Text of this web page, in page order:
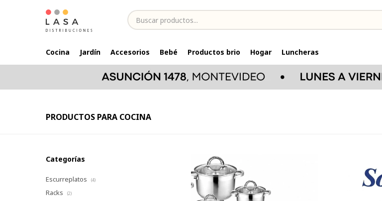
Cocina Jardín Accesorios Bebé Productos brio Hogar Luncheras
PRODUCTOS PARA COCINA
Categorías
Escurreplatos (4)
Racks (2)